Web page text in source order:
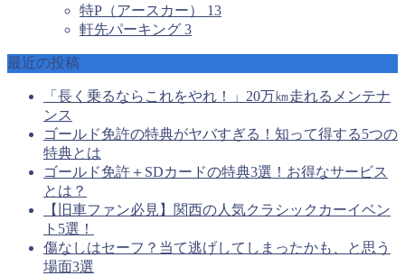
特P（アースカー） 13
軒先パーキング 3
最近の投稿
「長く乗るならこれをやれ！」20万㎞走れるメンテナ
ンス
ゴールド免許の特典がヤバすぎる！知って得する5つの
特典とは
ゴールド免許＋SDカードの特典3選！お得なサービス
とは？
【旧車ファン必見】関西の人気クラシックカーイベン
ト5選！
傷なしはセーフ？当て逃げしてしまったかも、と思う
場面3選